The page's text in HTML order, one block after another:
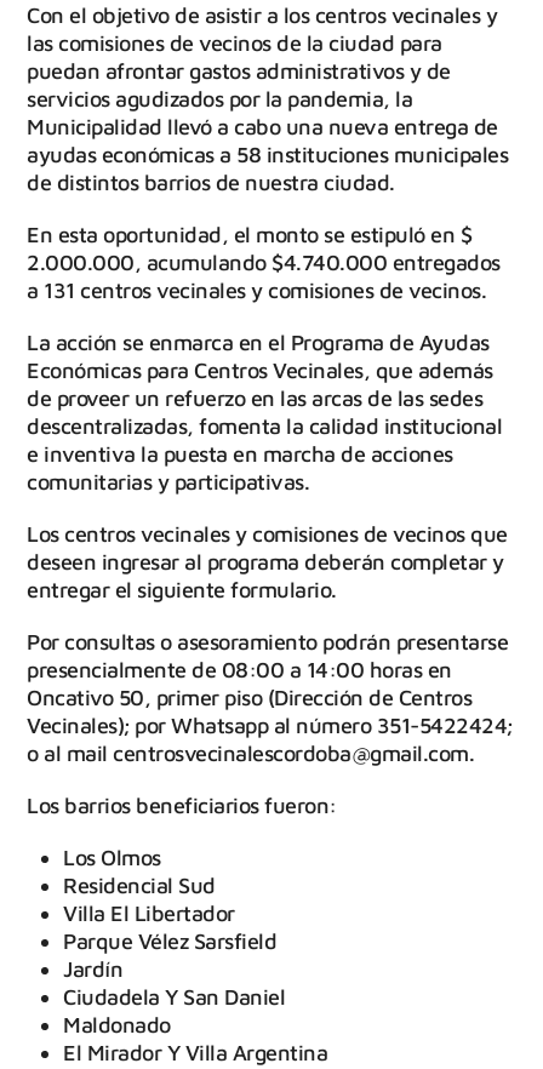
Con el objetivo de asistir a los centros vecinales y
las comisiones de vecinos de la ciudad para
puedan afrontar gastos administrativos y de
servicios agudizados por la pandemia, la
Municipalidad llevó a cabo una nueva entrega de
ayudas económicas a 58 instituciones municipales
de distintos barrios de nuestra ciudad.
En esta oportunidad, el monto se estipuló en $
2.000.000, acumulando $4.740.000 entregados
a 131 centros vecinales y comisiones de vecinos.
La acción se enmarca en el Programa de Ayudas
Económicas para Centros Vecinales, que además
de proveer un refuerzo en las arcas de las sedes
descentralizadas, fomenta la calidad institucional
e inventiva la puesta en marcha de acciones
comunitarias y participativas.
Los centros vecinales y comisiones de vecinos que
deseen ingresar al programa deberán completar y
entregar el siguiente formulario.
Por consultas o asesoramiento podrán presentarse
presencialmente de 08:00 a 14:00 horas en
Oncativo 50, primer piso (Dirección de Centros
Vecinales); por Whatsapp al número 351-5422424;
o al mail centrosvecinalescordoba@gmail.com.
Los barrios beneficiarios fueron:
Los Olmos
Residencial Sud
Villa El Libertador
Parque Vélez Sarsfield
Jardín
Ciudadela Y San Daniel
Maldonado
El Mirador Y Villa Argentina